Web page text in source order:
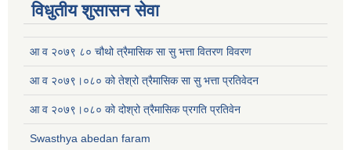
विधुतीय शुसासन सेवा
आ व २०७९ ८० चौथो त्रैमासिक सा सु भत्ता वितरण विवरण
आ व २०७९।०८० को तेश्रो त्रैमासिक सा सु भत्ता प्रतिवेदन
आ व २०७९।०८० को दोश्रो त्रैमासिक प्रगति प्रतिवेन
Swasthya abedan faram